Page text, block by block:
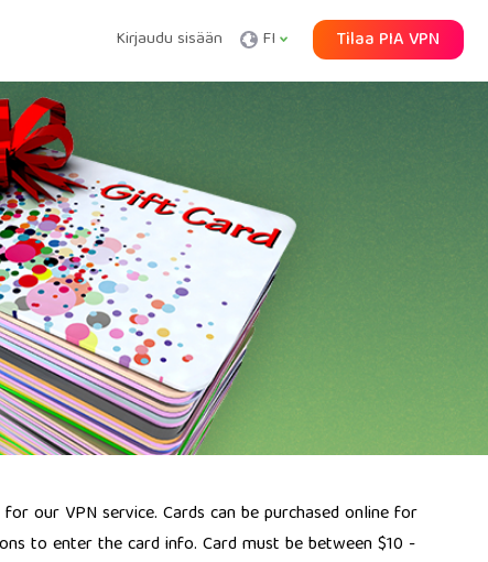
Kirjaudu sisään FI Tilaa PIA VPN
our VPN service. Cards can be purchased online for
to enter the card info. Card must be between $10 -